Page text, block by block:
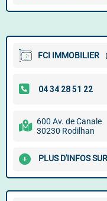
FCI IMMOBILIER
600 Av. de Canale
30230 Rodilhan
PLUS D'INFOS